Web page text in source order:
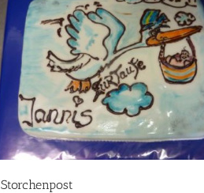
Storchenpost